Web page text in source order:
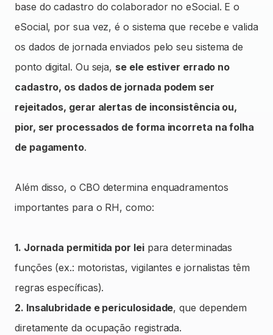
base do cadastro do colaborador no eSocial. E o
eSocial, por sua vez, é o sistema que recebe e valida
os dados de jornada enviados pelo seu sistema de
ponto digital. Ou seja, se ele estiver errado no
cadastro, os dados de jornada podem ser
rejeitados, gerar alertas de inconsistência ou,
pior, ser processados de forma incorreta na folha
de pagamento.
Além disso, o CBO determina enquadramentos
importantes para o RH, como:
1. Jornada permitida por leipara determinadas
funções (ex.: motoristas, vigilantes e jornalistas têm
regras específicas).
2. Insalubridade e periculosidade, que dependem
diretamente da ocupação registrada.